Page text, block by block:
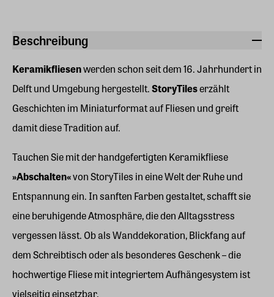
Beschreibung
Keramikfliesenwerden schon seit dem 16. Jahrhundert in
Delft und Umgebung hergestellt.StoryTileserzählt
Geschichten im Miniaturformat auf Fliesen und greift
damit diese Tradition auf.
Tauchen Sie mit der handgefertigten Keramikfliese
»Abschalten«von StoryTiles in eine Welt der Ruhe und
Entspannung ein. In sanften Farben gestaltet, schafft sie
eine beruhigende Atmosphäre, die den Alltagsstress
vergessen lässt. Ob als Wanddekoration, Blickfang auf
dem Schreibtisch oder als besonderes Geschenk – die
hochwertige Fliese mit integriertem Aufhängesystem ist
vielseitig einsetzbar.